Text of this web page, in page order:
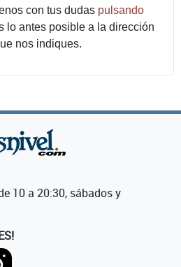
con tus dudas pulsando
lo antes posible a la dirección
nos indiques.
10 a 20:30, sábados y